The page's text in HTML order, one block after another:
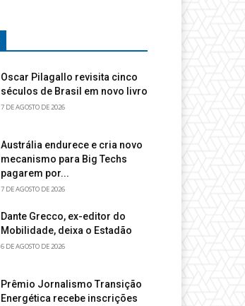
Oscar Pilagallo revisita cinco
séculos de Brasil em novo livro
7 DE AGOSTO DE 2026
Austrália endurece e cria novo
mecanismo para Big Techs
pagarem por...
7 DE AGOSTO DE 2026
Dante Grecco, ex-editor do
Mobilidade, deixa o Estadão
6 DE AGOSTO DE 2026
Prêmio Jornalismo Transição
Energética recebe inscrições